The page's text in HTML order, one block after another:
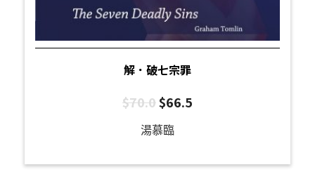
解．破七宗罪
$70.0$66.5
湯慕臨